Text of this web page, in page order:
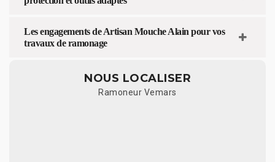
Les engagements de Artisan Mouche Alain pour vos
travaux de ramonage
NOUS LOCALISER
Ramoneur Vemars